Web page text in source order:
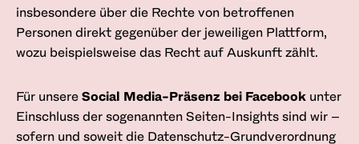
insbesondere über die Rechte von betroffenen
Personen direkt gegenüber der jeweiligen Plattform,
wozu beispielsweise das Recht auf Auskunft zählt.
Für unsere Social Media-Präsenz bei Facebook unter
Einschluss der sogenannten Seiten-Insights sind wir –
sofern und soweit die Datenschutz-Grundverordnung